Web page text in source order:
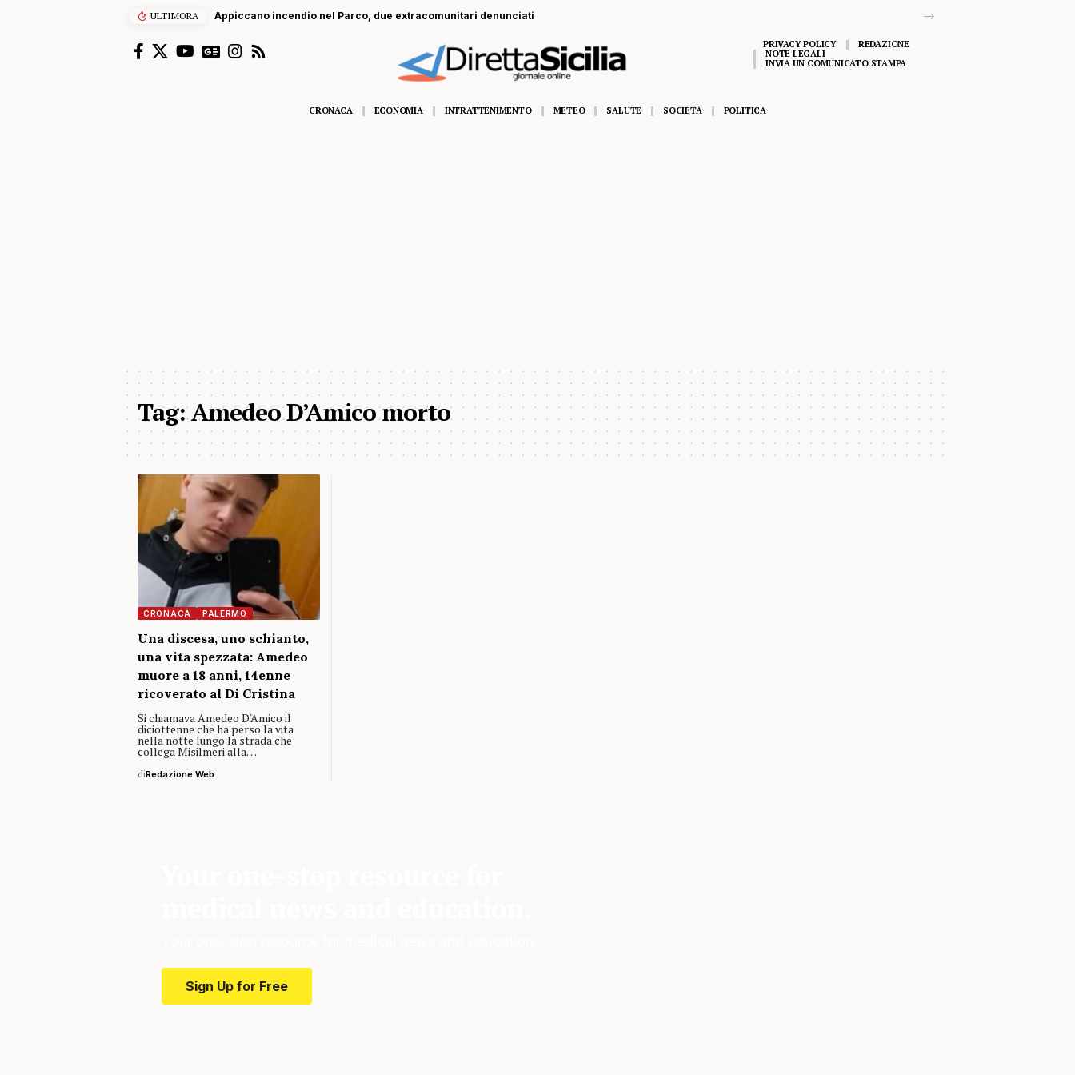
ULTIMORA Appiccano incendio nel Parco, due extracomunitari denunciati
PRIVACY POLICY
REDAZIONE
NOTE LEGALI
INVIA UN COMUNICATO STAMPA
CRONACA ECONOMIA INTRATTENIMENTO METEO SALUTE SOCIETÀ POLITICA
Tag:Amedeo D’Amico morto
CRONACA PALERMO
Una discesa, uno schianto,
una vita spezzata: Amedeo
muore a 18 anni, 14enne
ricoverato al Di Cristina
Si chiamava Amedeo D'Amico il
diciottenne che ha perso la vita
nella notte lungo la strada che
collega Misilmeri alla…
diRedazione Web
Sign Up for Free